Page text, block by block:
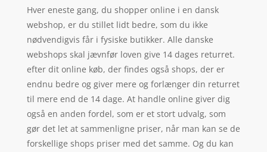
Hver eneste gang, du shopper online i en dansk
webshop, er du stillet lidt bedre, som du ikke
nødvendigvis får i fysiske butikker. Alle danske
webshops skal jævnfør loven give 14 dages returret.
efter dit online køb, der findes også shops, der er
endnu bedre og giver mere og forlænger din returret
til mere end de 14 dage. At handle online giver dig
også en anden fordel, som er et stort udvalg, som
gør det let at sammenligne priser, når man kan se de
forskellige shops priser med det samme. Og du kan